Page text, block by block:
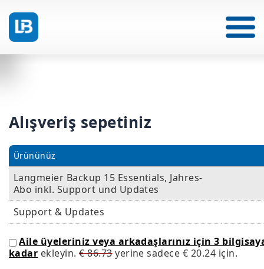
Alışveriş sepetiniz
Ürününüz
Langmeier Backup 15 Essentials, Jahres-
Abo inkl. Support und Updates
Support & Updates
Aile üyeleriniz veya arkadaşlarınız için 3
kadar ekleyin.€ 86.73yerine sadece € 20.24 için.